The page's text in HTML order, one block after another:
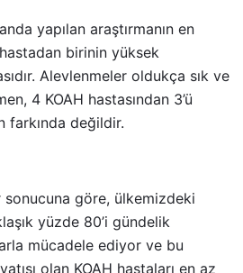
yapılan araştırmanın en
birinin yüksek
Alevlenmeler oldukça sık ve
4 KOAH hastasından 3’ü
farkında değildir.
sonucuna göre, ülkemizdeki
yüzde 80’i gündelik
mücadele ediyor ve bu
olan KOAH hastaları en az